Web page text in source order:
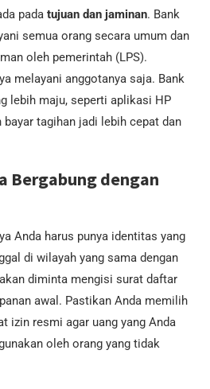
pada tujuan dan jaminan. Bank
semua orang secara umum dan
oleh pemerintah (LPS).
melayani anggotanya saja. Bank
lebih maju, seperti aplikasi HP
tagihan jadi lebih cepat dan
Bergabung dengan
Anda harus punya identitas yang
di wilayah yang sama dengan
diminta mengisi surat daftar
awal. Pastikan Anda memilih
izin resmi agar uang yang Anda
oleh orang yang tidak